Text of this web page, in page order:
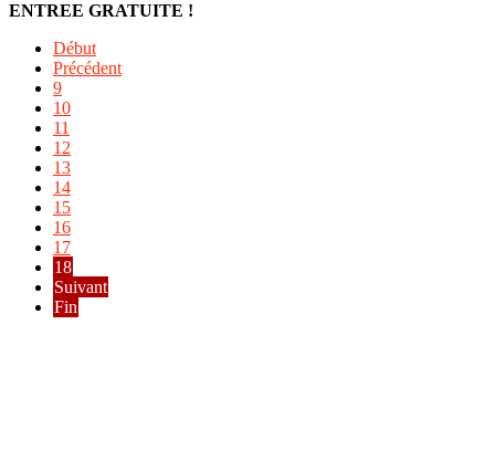
ENTREE GRATUITE !
Début
Précédent
9
10
11
12
13
14
15
16
17
18
Suivant
Fin